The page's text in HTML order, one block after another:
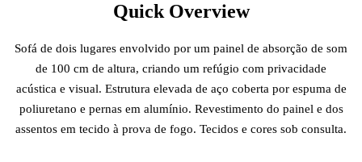
Quick Overview
Sofá de dois lugares envolvido por um painel de absorção de som
de 100 cm de altura, criando um refúgio com privacidade
acústica e visual. Estrutura elevada de aço coberta por espuma de
poliuretano e pernas em alumínio. Revestimento do painel e dos
assentos em tecido à prova de fogo. Tecidos e cores sob consulta.